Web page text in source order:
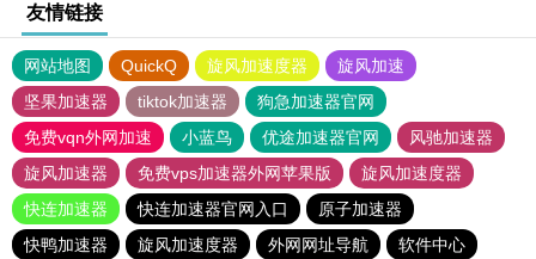
友情链接
网站地图 QuickQ 旋风加速度器
旋风加速
坚果加速器
tiktok加速器
狗急加速器官网
免费vqn外网加速
小蓝鸟 优途加速器官网
风驰加速器
旋风加速器
免费vps加速器外网苹果版
旋风加速度器
快连加速器
快连加速器官网入口
原子加速器
快鸭加速器
旋风加速度器 外网网址导航
软件中心